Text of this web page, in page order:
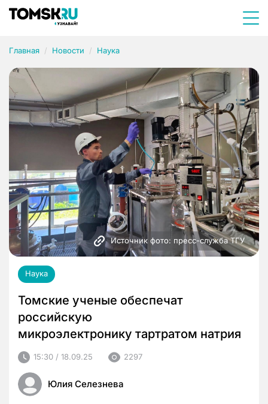
Главная Новости Наука
Источник фото: пресс-служба ТГУ
Наука
Томские ученые обеспечат
российскую
микроэлектронику тартратом натрия
15:30 / 18.09.25 2297
Юлия Селезнева